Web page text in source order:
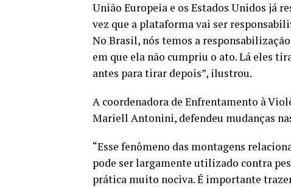
União Europeia e os Estados Unidos já
vez que a plataforma vai ser
No Brasil, nós temos a
em que ela não cumpriu o ato. Lá eles
antes para tirar depois”, ilustrou.
A coordenadora de Enfrentamento à
Mariell Antonini, defendeu mudanças
“Esse fenômeno das montagens
pode ser largamente utilizado contra
prática muito nociva. É importante